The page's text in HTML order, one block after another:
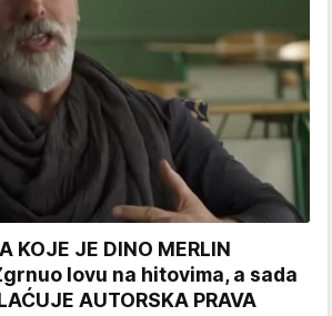
KOJE JE DINO MERLIN
lovu na hitovima, a sada
AUTORSKA PRAVA